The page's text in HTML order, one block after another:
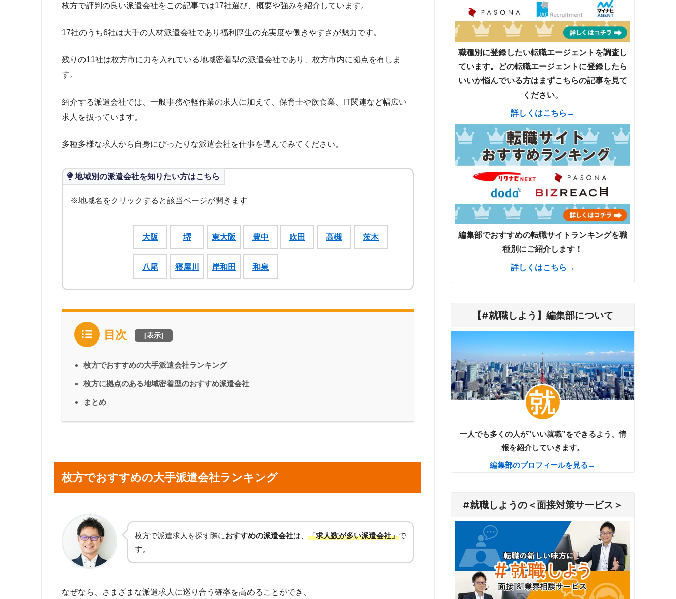
枚方で評判の良い派遣会社をこの記事では17社選び、概要や強みを紹介しています。
17社のうち6社は大手の人材派遣会社であり福利厚生の充実度や働きやすさが魅力です。
残りの11社は枚方市に力を入れている地域密着型の派遣会社であり、枚方市内に拠点を有しま
す。
紹介する派遣会社では、一般事務や軽作業の求人に加えて、保育士や飲食業、IT関連など幅広い
求人を扱っています。
多種多様な求人から自身にぴったりな派遣会社を仕事を選んでみてください。
地域別の派遣会社を知りたい方はこちら
※地域名をクリックすると該当ページが開きます
大阪 堺 東大阪 豊中 吹田 高槻 茨木
八尾 寝屋川 岸和田 和泉
目次 [表示]
枚方でおすすめの大手派遣会社ランキング
枚方に拠点のある地域密着型のおすすめ派遣会社
まとめ
枚方でおすすめの大手派遣会社ランキング
枚方で派遣求人を探す際におすすめの派遣会社は、 「求人数が多い派遣会社」で
す。
なぜなら、さまざまな派遣求人に巡り合う確率を高めることができ、
職種別に登録したい転職エージェントを調査し
ています。どの転職エージェントに登録したら
いいか悩んでいる方はまずこちらの記事を見て
ください。
詳しくはこちら→
編集部でおすすめの転職サイトランキングを職
種別にご紹介します！
詳しくはこちら→
【#就職しよう】編集部について
一人でも多くの人が”いい就職”をできるよう、情
報を紹介していきます。
編集部のプロフィールを見る→
#就職しようの＜面接対策サービス＞